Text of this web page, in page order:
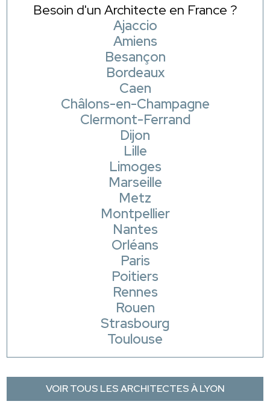
Besoin d'un Architecte en France ?
Ajaccio
Amiens
Besançon
Bordeaux
Caen
Châlons-en-Champagne
Clermont-Ferrand
Dijon
Lille
Limoges
Marseille
Metz
Montpellier
Nantes
Orléans
Paris
Poitiers
Rennes
Rouen
Strasbourg
Toulouse
VOIR TOUS LES ARCHITECTES À LYON